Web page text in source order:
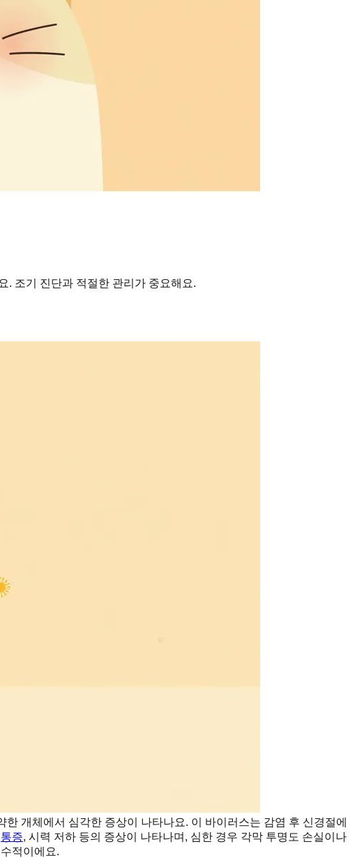
. 조기 진단과 적절한 관리가 중요해요.
개체에서 심각한 증상이 나타나요. 이 바이러스는 감염 후 신경절에
통증, 시력 저하 등의 증상이 나타나며, 심한 경우 각막 투명도 손실이나
적이에요.